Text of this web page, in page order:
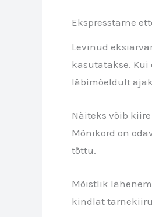
Ekspresstarne
Levinud
kasutatakse.
läbimõeldult
Näiteks võib
Mõnikord on
tõttu.
Mõistlik
kindlat